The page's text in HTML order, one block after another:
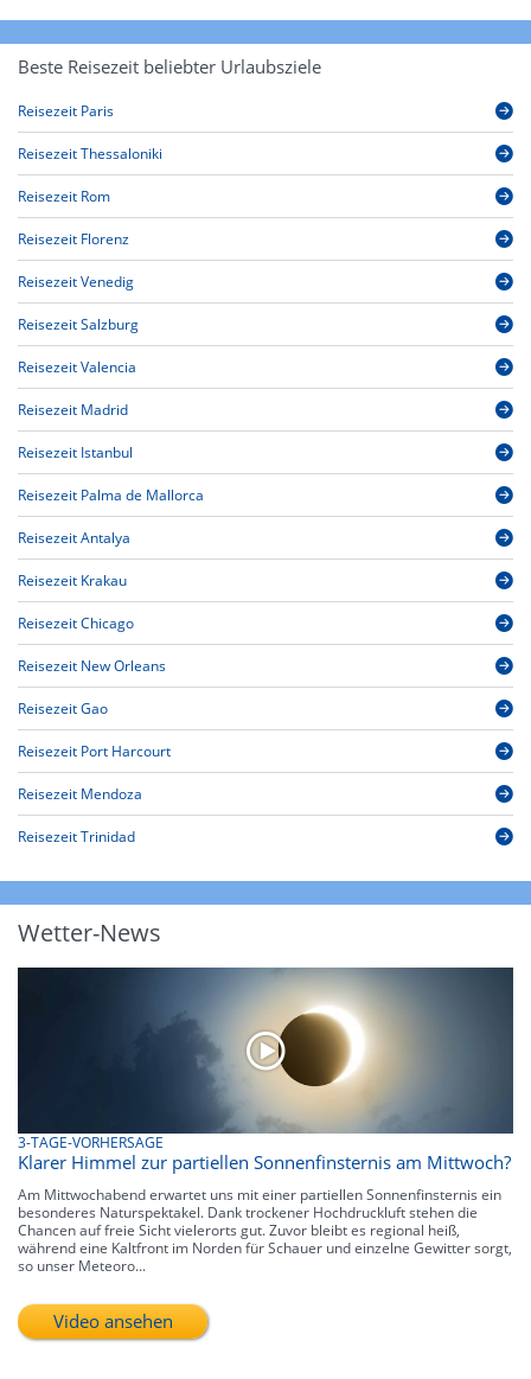
Beste Reisezeit beliebter Urlaubsziele
Reisezeit Paris
Reisezeit Thessaloniki
Reisezeit Rom
Reisezeit Florenz
Reisezeit Venedig
Reisezeit Salzburg
Reisezeit Valencia
Reisezeit Madrid
Reisezeit Istanbul
Reisezeit Palma de Mallorca
Reisezeit Antalya
Reisezeit Krakau
Reisezeit Chicago
Reisezeit New Orleans
Reisezeit Gao
Reisezeit Port Harcourt
Reisezeit Mendoza
Reisezeit Trinidad
Wetter-News
3-TAGE-VORHERSAGE
Klarer Himmel zur partiellen Sonnenfinsternis am Mittwoch?
Am Mittwochabend erwartet uns mit einer partiellen Sonnenfinsternis ein
besonderes Naturspektakel. Dank trockener Hochdruckluft stehen die
Chancen auf freie Sicht vielerorts gut. Zuvor bleibt es regional heiß,
während eine Kaltfront im Norden für Schauer und einzelne Gewitter sorgt,
so unser Meteoro...
Video ansehen